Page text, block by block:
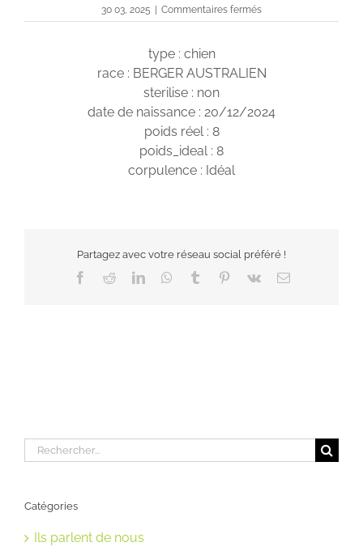
30 03, 2025 Commentaires ferméssur
Vaïana
type : chien
race : BERGER AUSTRALIEN
sterilise : non
date de naissance : 20/12/2024
poids réel : 8
poids_ideal : 8
corpulence : Idéal
Partagez avec votre réseau social préféré !
Facebook
RedditLinkedInWhatsApp
Tumblr Pinterest
Vk Email
Rechercher:
Catégories
Ils parlent de nous